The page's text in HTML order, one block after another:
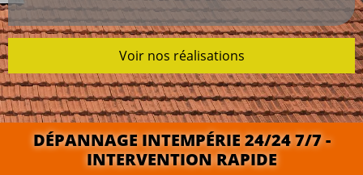
Voir nos réalisations
DÉPANNAGE INTEMPÉRIE 24/24 7/7 -
INTERVENTION RAPIDE